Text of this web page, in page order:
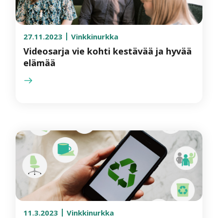
27.11.2023 Vinkkinurkka
Videosarja vie kohti kestävää ja hyvää
elämää
11.3.2023 Vinkkinurkka